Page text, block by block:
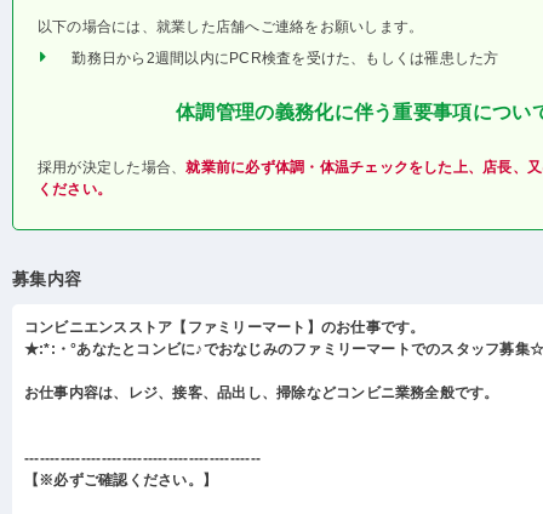
以下の場合には、就業した店舗へご連絡をお願いします。
勤務日から2週間以内にPCR検査を受けた、もしくは罹患した方
体調管理の義務化に伴う重要事項につい
採用が決定した場合、就業前に必ず体調・体温チェックをした上、店長、
ください。
募集内容
コンビニエンスストア【ファミリーマート】のお仕事です。
★:*:・°あなたとコンビに♪でおなじみのファミリーマートでのスタッフ募集
お仕事内容は、レジ、接客、品出し、掃除などコンビニ業務全般です。
----------------------------------------------
【※必ずご確認ください。】